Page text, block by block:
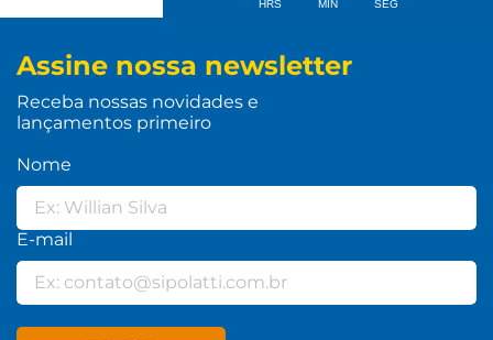
Assine nossa newsletter
Receba nossas novidades e
lançamentos primeiro
Nome
E-mail